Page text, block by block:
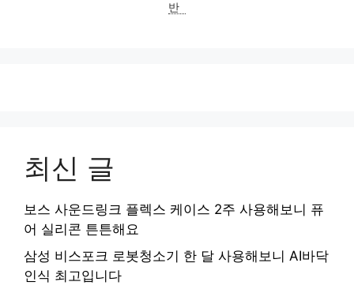
반
최신 글
보스 사운드링크 플렉스 케이스 2주 사용해보니 퓨
어 실리콘 튼튼해요
삼성 비스포크 로봇청소기 한 달 사용해보니 AI바닥
인식 최고입니다